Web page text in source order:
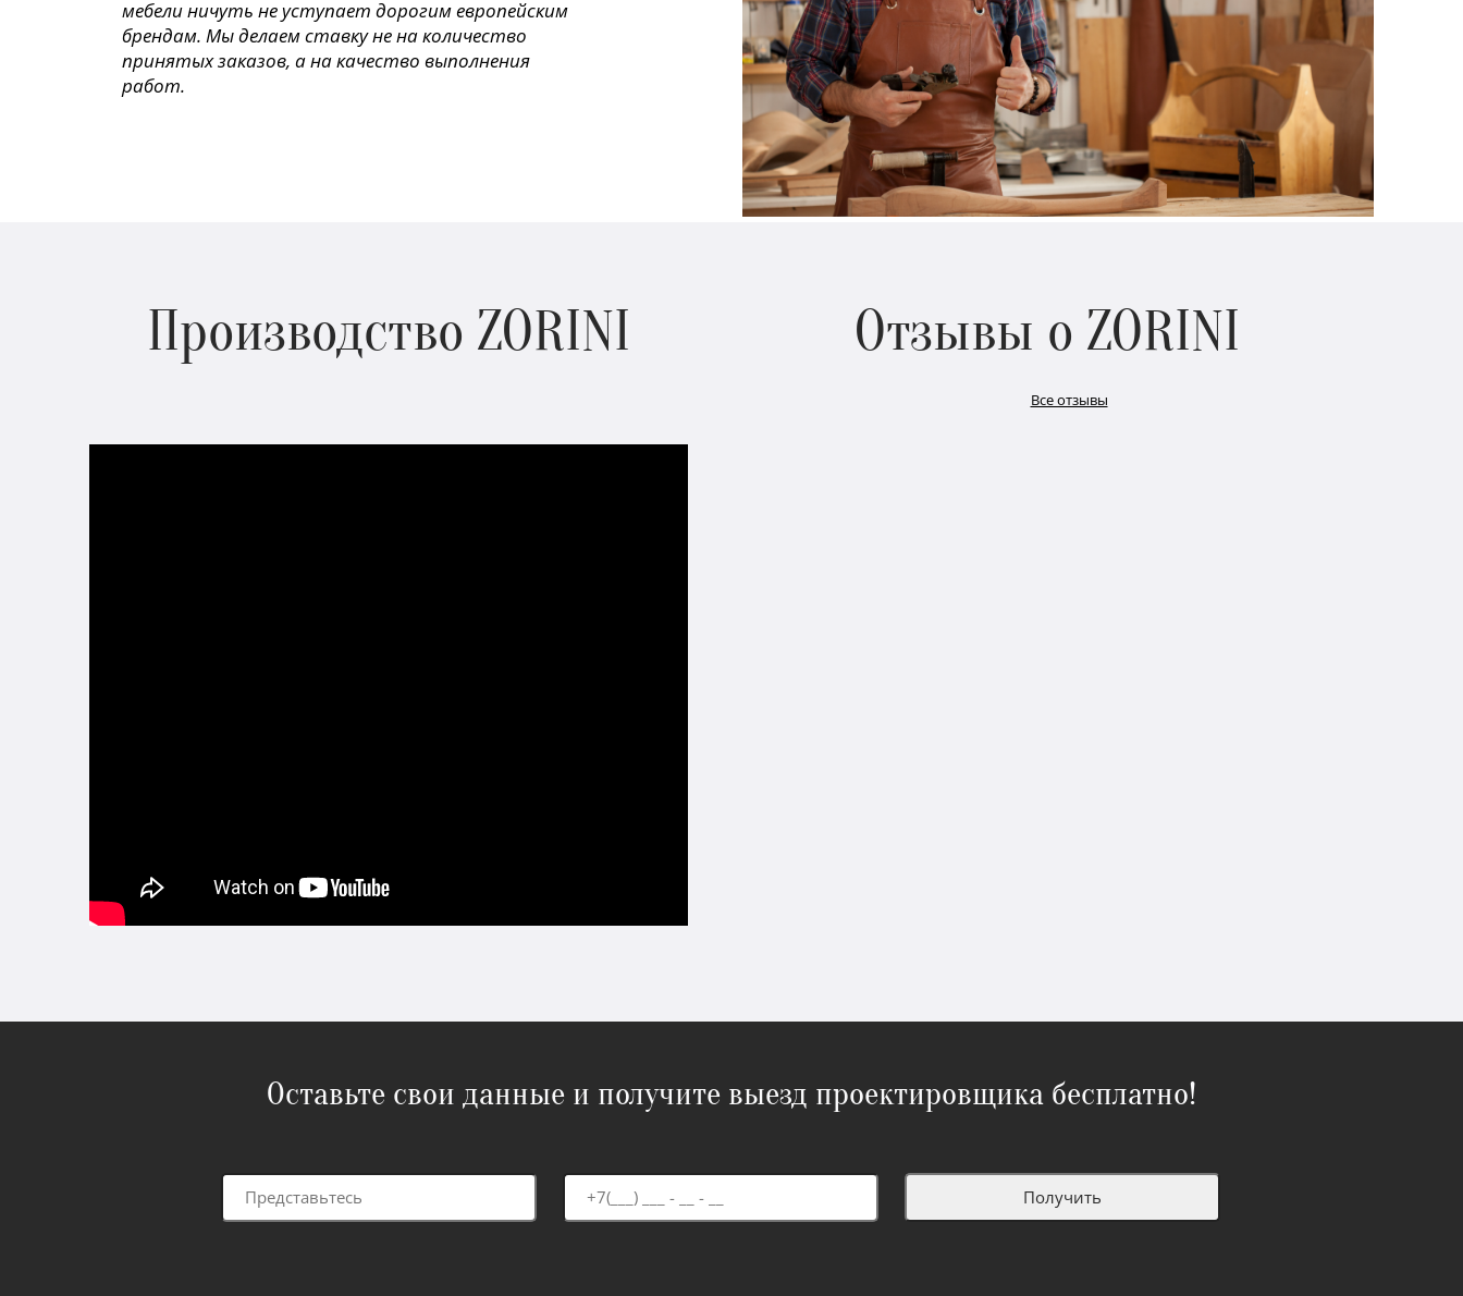
мебели ничуть не уступает дорогим европейским
брендам. Мы делаем ставку не на количество
принятых заказов, а на качество выполнения
работ.
Производство ZORINI Отзывы о ZORINI
Все отзывы
Оставьте свои данные и получите выезд проектировщика бесплатно!